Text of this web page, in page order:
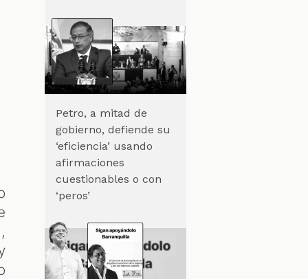
Petro, a mitad de
gobierno, defiende su
‘eficiencia’ usando
afirmaciones
cuestionables o con
‘peros’